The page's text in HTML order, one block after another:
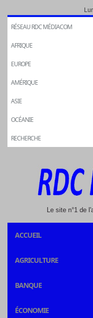
RÉSEAU RDC MÉDIACOM
AFRIQUE
EUROPE
AMÉRIQUE
ASIE
OCÉANIE
RECHERCHE
Le site n°1 de
ACCUEIL
AGRICULTURE
BANQUE
ÉCONOMIE